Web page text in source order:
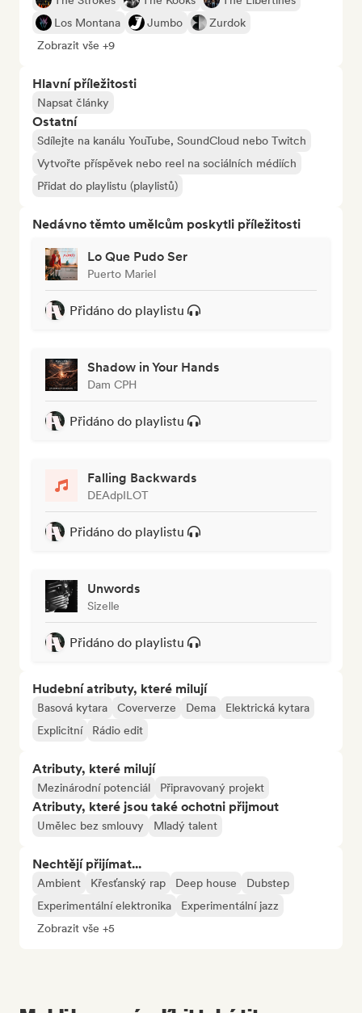
Los Montana
Jumbo
Zurdok
Zobrazit vše +9
Hlavní příležitosti
Napsat články
Ostatní
Sdílejte na kanálu YouTube, SoundCloud nebo Twitch
Vytvořte příspěvek nebo reel na sociálních médiích
Přidat do playlistu (playlistů)
Nedávno těmto umělcům poskytli příležitosti
Lo Que Pudo Ser
Puerto Mariel
Přidáno do playlistu
Shadow in Your Hands
Dam CPH
Přidáno do playlistu
Falling Backwards
DEAdpILOT
Přidáno do playlistu
Unwords
Sizelle
Přidáno do playlistu
Hudební atributy, které milují
Basová kytara Coververze Dema
Elektrická kytara
Explicitní
Rádio edit
Atributy, které milují
Mezinárodní potenciál Připravovaný projekt
Atributy, které jsou také ochotni přijmout
Umělec bez smlouvy Mladý talent
Nechtějí přijímat...
Ambient Křesťanský rap Deep house
Dubstep
Experimentální elektronika
Experimentální jazz
Zobrazit vše +5